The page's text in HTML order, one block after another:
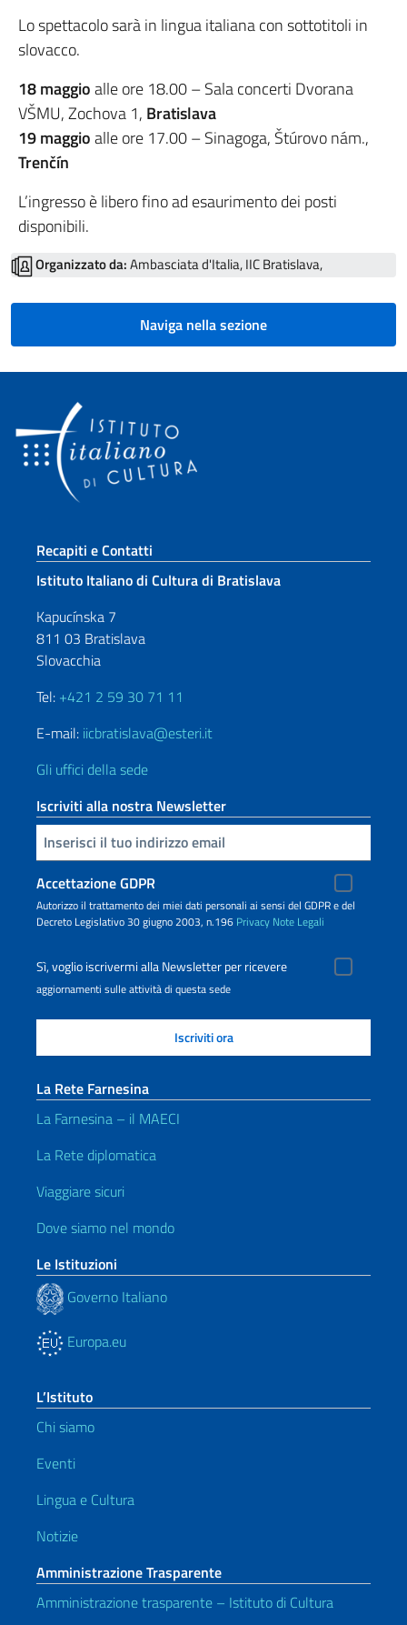
Lo spettacolo sarà in lingua italiana con sottotitoli in
slovacco.
18 maggioalle ore 18.00 – Sala concerti Dvorana
VŠMU, Zochova 1, Bratislava
19 maggioalle ore 17.00 – Sinagoga, Štúrovo nám.,
Trenčín
L’ingresso è libero fino ad esaurimento dei posti
disponibili.
Organizzato da:Ambasciata d'Italia, IIC Bratislava,
Naviga nella sezione
Sezione footer
Recapiti e Contatti
Istituto Italiano di Cultura di Bratislava
Kapucínska 7
811 03 Bratislava
Slovacchia
Tel: +421 2 59 30 71 11
E-mail: iicbratislava@esteri.it
Gli uffici della sede
Iscriviti alla nostra Newsletter
Inserisci la tua email
Accettazione GDPR
Autorizzo il trattamento dei miei dati personali ai sensi del GDPR e del
Decreto Legislativo 30 giugno 2003, n.196 Privacy Note Legali
Sì, voglio iscrivermi alla Newsletter per ricevere
aggiornamenti sulle attività di questa sede
La Rete Farnesina
La Farnesina – il MAECI
La Rete diplomatica
Viaggiare sicuri
Dove siamo nel mondo
Le Istituzioni
Governo Italiano
Europa.eu
L’Istituto
Chi siamo
Eventi
Lingua e Cultura
Notizie
Amministrazione Trasparente
Amministrazione trasparente – Istituto di Cultura